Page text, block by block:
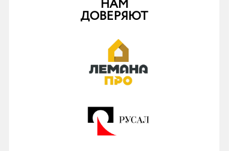
НАМ
ДОВЕРЯЮТ